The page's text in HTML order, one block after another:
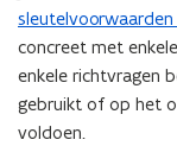
concreet met
enkele richtvragen
gebruikt of op het
voldoen.